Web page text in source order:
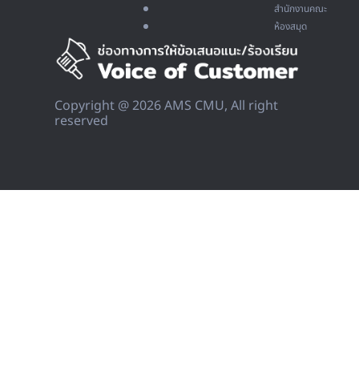
สำนักงานคณะ
ห้องสมุด
Copyright @ 2026 AMS CMU, All right
reserved